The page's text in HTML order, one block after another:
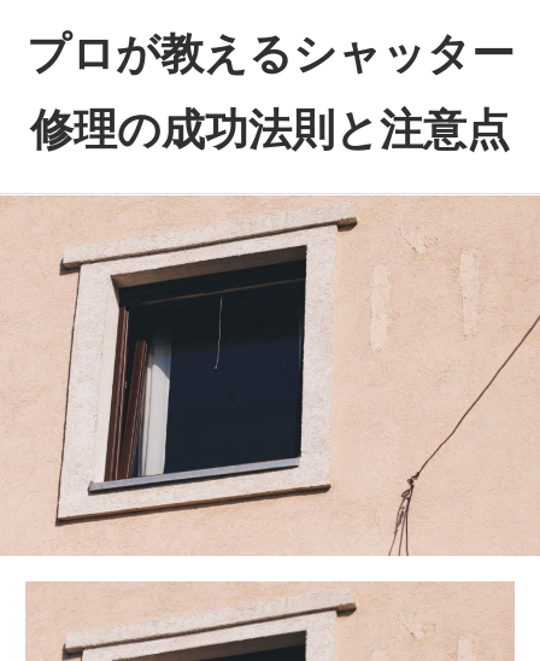
へ
プロが教えるシャッター
修理の成功法則と注意点
解
消！
が